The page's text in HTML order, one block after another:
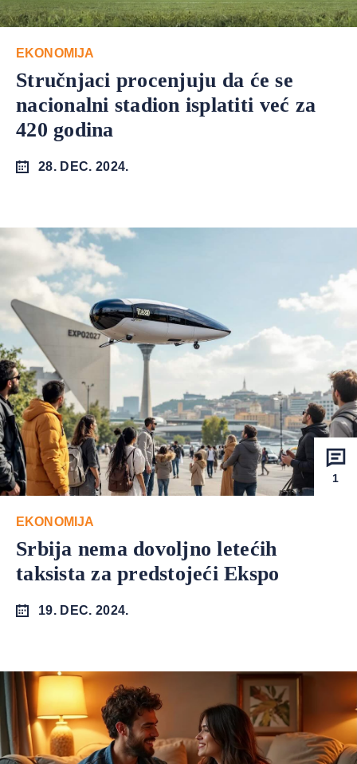
EKONOMIJA
Stručnjaci procenjuju da će se
nacionalni stadion isplatiti već za
420 godina
28. DEC. 2024.
1
EKONOMIJA
Srbija nema dovoljno letećih
taksista za predstojeći Ekspo
19. DEC. 2024.